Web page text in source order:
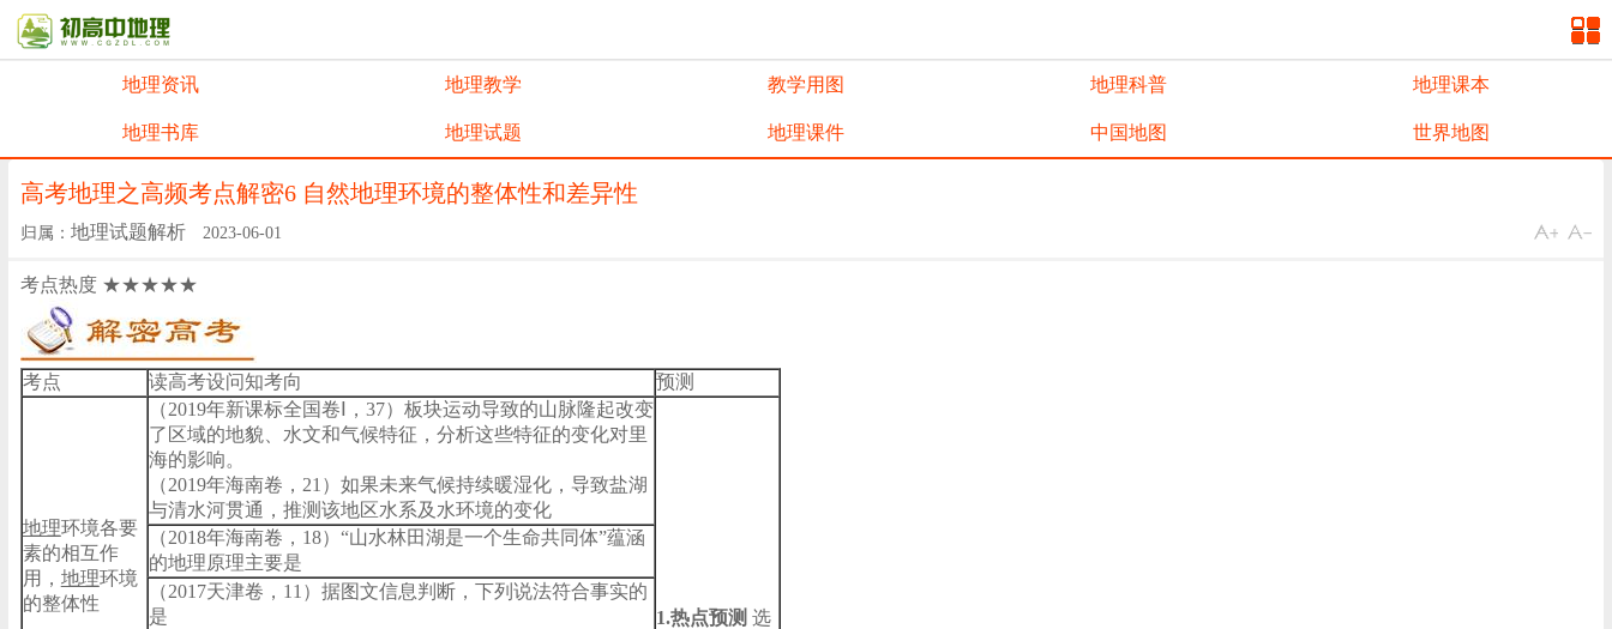
地理资讯 地理教学 教学用图 地理科普 地理课本
地理书库 地理试题 地理课件 中国地图 世界地图
高考地理之高频考点解密6 自然地理环境的整体性和差异性
归属： 地理试题解析2023-06-01
考点热度 ★★★★★
考点 读高考设问知考向 预测
地理环境各要
素的相互作
用， 地理环境
的整体性
（2019年新课标全国卷Ⅰ，37）板块运动导致的山脉隆起改变
了区域的地貌、水文和气候特征，分析这些特征的变化对里
海的影响。
（2019年海南卷，21）如果未来气候持续暖湿化，导致盐湖
与清水河贯通，推测该地区水系及水环境的变化
1.热点预测 选
（2018年海南卷，18）“山水林田湖是一个生命共同体”蕴涵
的地理原理主要是
（2017天津卷，11）据图文信息判断，下列说法符合事实的
是